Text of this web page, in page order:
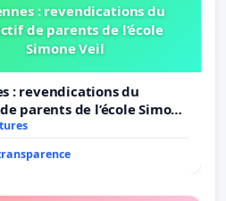
: revendications du
de parents de l’école
Simone Veil
: revendications du
parents de l’école Simone